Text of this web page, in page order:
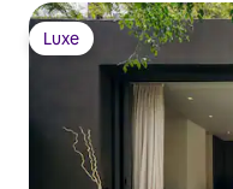
Luxe
Luxe